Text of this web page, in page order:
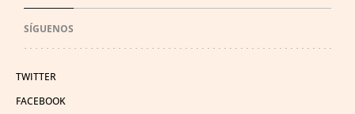
SÍGUENOS
TWITTER
FACEBOOK